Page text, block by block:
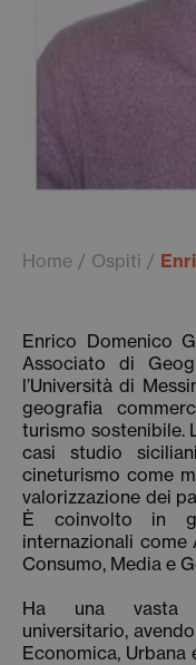
Home Ospiti
Enrico Domenico
Associato di
l’Università di
geografia
turismo sostenibile.
casi studio
cineturismo come
valorizzazione dei
È coinvolto in
internazionali come
Consumo, Media e
Ha una vasta
universitario,
Economica, Urbana